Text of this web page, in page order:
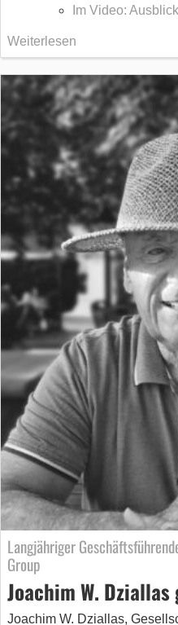
Im Video:
Weiterlesen
Langjähriger
Group
Joachim W.
Joachim W. Dziallas,